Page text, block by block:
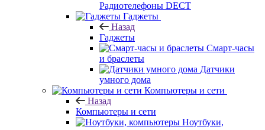
Радиотелефоны DECT
Гаджеты
Назад
Гаджеты
Смарт-часы
и браслеты
Датчики
умного дома
Компьютеры и сети
Назад
Компьютеры и сети
Ноутбуки,